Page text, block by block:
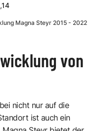
Magna Steyr 2015 - 2022
von
nicht nur auf die
ist auch ein